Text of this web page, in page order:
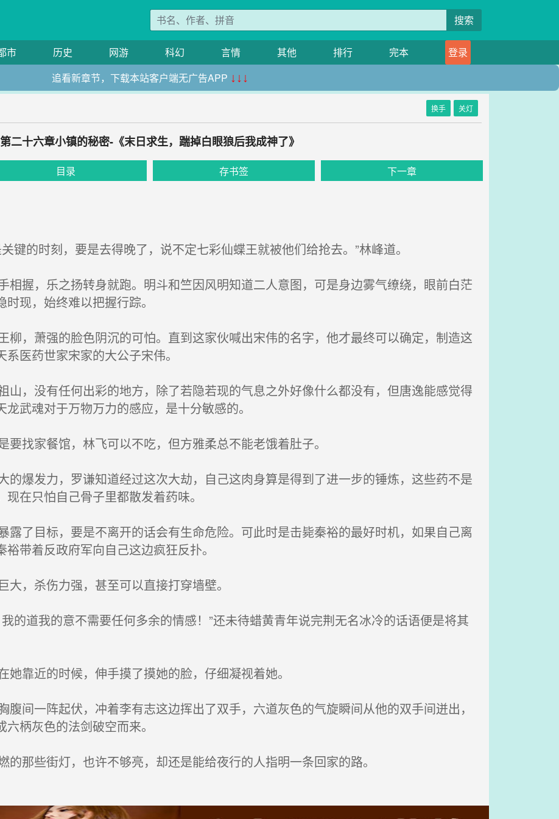
搜索
市 历史 网游 科幻 言情 其他 排行 完本
登录
追看新章节，下载本站客户端无广告APP ↓↓↓
换手 关灯
第二十六章小镇的秘密-《末日求生，踹掉白眼狼后我成神了》
目录 存书签 下一章
键的时刻，要是去得晚了，说不定七彩仙蝶王就被他们给抢去。”林峰道。
握，乐之扬转身就跑。明斗和竺因风明知道二人意图，可是身边雾气缭绕，眼前白茫
现，始终难以把握行踪。
，萧强的脸色阴沉的可怕。直到这家伙喊出宋伟的名字，他才最终可以确定，制造这
医药世家宋家的大公子宋伟。
，没有任何出彩的地方，除了若隐若现的气息之外好像什么都没有，但唐逸能感觉得
武魂对于万物万力的感应，是十分敏感的。
找家餐馆，林飞可以不吃，但方雅柔总不能老饿着肚子。
爆发力，罗谦知道经过这次大劫，自己这肉身算是得到了进一步的锤炼，这些药不是
在只怕自己骨子里都散发着药味。
了目标，要是不离开的话会有生命危险。可此时是击毙秦裕的最好时机，如果自己离
带着反政府军向自己这边疯狂反扑。
，杀伤力强，甚至可以直接打穿墙壁。
的道我的意不需要任何多余的情感！”还未待蜡黄青年说完荆无名冰冷的话语便是将其
靠近的时候，伸手摸了摸她的脸，仔细凝视着她。
间一阵起伏，冲着李有志这边挥出了双手，六道灰色的气旋瞬间从他的双手间迸出，
柄灰色的法剑破空而来。
那些街灯，也许不够亮，却还是能给夜行的人指明一条回家的路。